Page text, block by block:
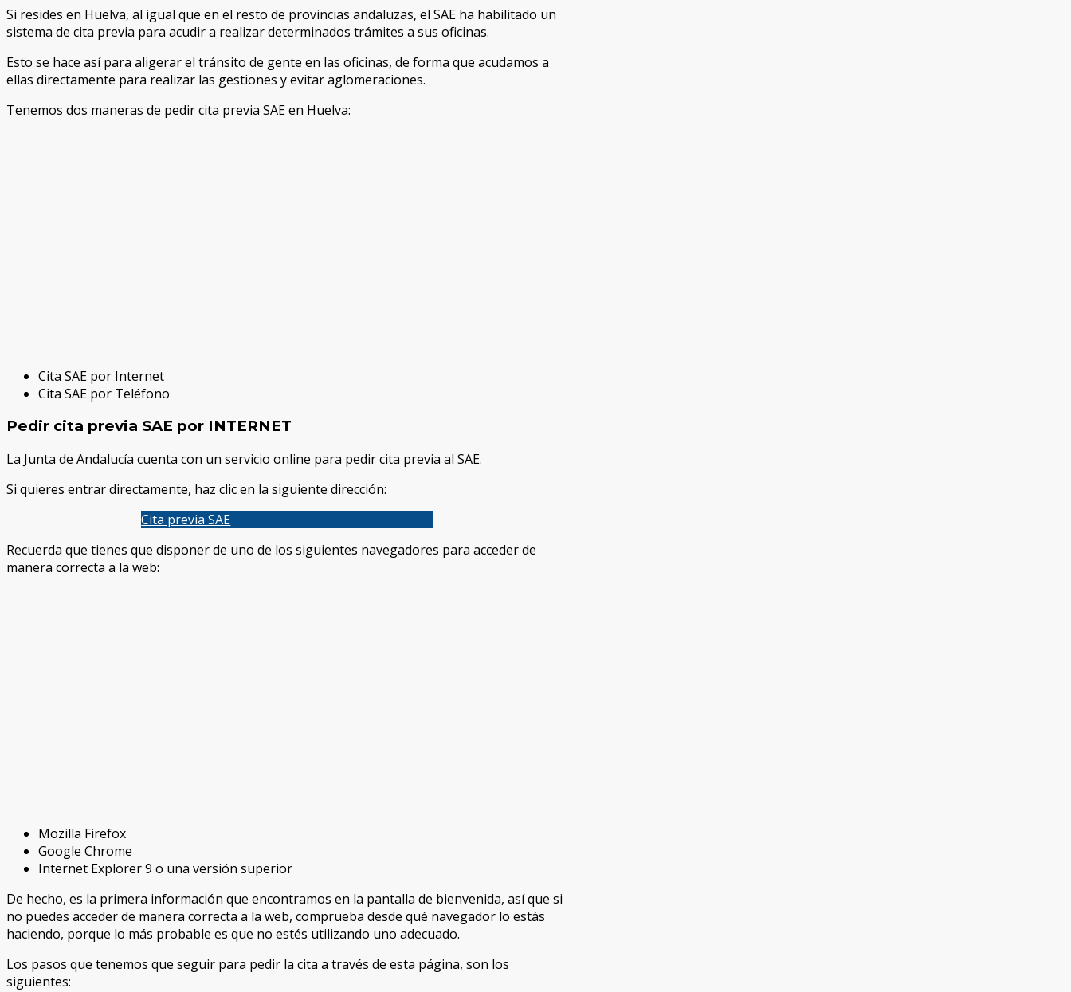
Si resides en Huelva, al igual que en el resto de provincias andaluzas, el SAE ha habilitado un
sistema de cita previa para acudir a realizar determinados trámites a sus oficinas.
Esto se hace así para aligerar el tránsito de gente en las oficinas, de forma que acudamos a
ellas directamente para realizar las gestiones y evitar aglomeraciones.
Tenemos dos maneras de pedir cita previa SAE en Huelva:
Cita SAE por Internet
Cita SAE por Teléfono
Pedir cita previa SAE por INTERNET
La Junta de Andalucía cuenta con un servicio online para pedir cita previa al SAE.
Si quieres entrar directamente, haz clic en la siguiente dirección:
Cita previa SAE
Recuerda que tienes que disponer de uno de los siguientes navegadores para acceder de
manera correcta a la web:
Mozilla Firefox
Google Chrome
Internet Explorer 9 o una versión superior
De hecho, es la primera información que encontramos en la pantalla de bienvenida, así que si
no puedes acceder de manera correcta a la web, comprueba desde qué navegador lo estás
haciendo, porque lo más probable es que no estés utilizando uno adecuado.
Los pasos que tenemos que seguir para pedir la cita a través de esta página, son los
siguientes: